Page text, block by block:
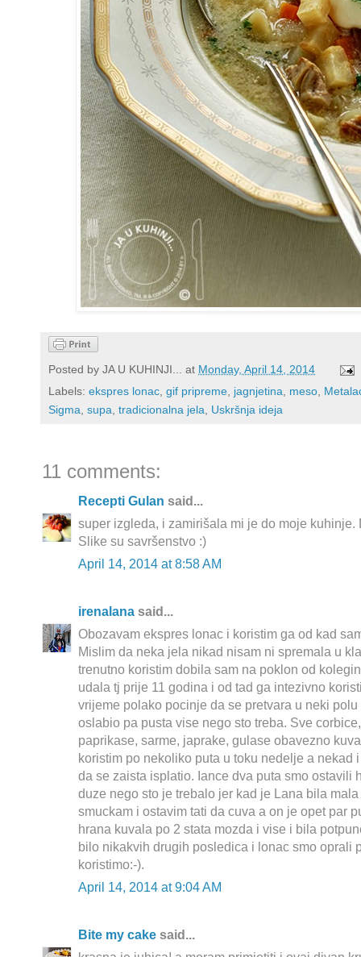
Posted by JA U KUHINJI... at Monday, April 14, 2014
Labels: ekspres lonac, gif pripreme, jagnjetina, meso,
Sigma, supa, tradicionalna jela, Uskršnja ideja
11 comments:
Recepti Gulan said...
super izgleda, i zamirišala mi je do moje kuhinje.
Slike su savršenstvo :)
April 14, 2014 at 8:58 AM
irenalana said...
Obozavam ekspres lonac i koristim ga od kad
Mislim da neka jela nikad nisam ni spremala u
trenutno koristim dobila sam na poklon od
udala tj prije 11 godina i od tad ga intezivno
vrijeme polako pocinje da se pretvara u neki
oslabio pa pusta vise nego sto treba. Sve
paprikase, sarme, japrake, gulase obavezno
koristim po nekoliko puta u toku nedelje a nekad
da se zaista isplatio. Iance dva puta smo ostavili
duze nego sto je trebalo jer kad je Lana bila
smuckam i ostavim tati da cuva a on je opet par
hrana kuvala po 2 stata mozda i vise i bila
bilo nikakvih drugih posledica i lonac smo oprali
koristimo:-).
April 14, 2014 at 9:04 AM
Bite my cake said...